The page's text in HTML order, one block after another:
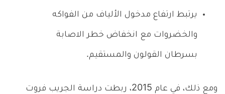
يرتبط ارتفاع مدخول الألياف من الفواكه
والخضروات مع انخفاض خطر الاصابة
بسرطان القولون والمستقيم.
ومع ذلك، في عام 2015، ربطت دراسة الجريب فروت